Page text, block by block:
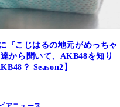
『こじはるの地元がめっちゃ
から聞いて、AKB48を知り
？ Season2】